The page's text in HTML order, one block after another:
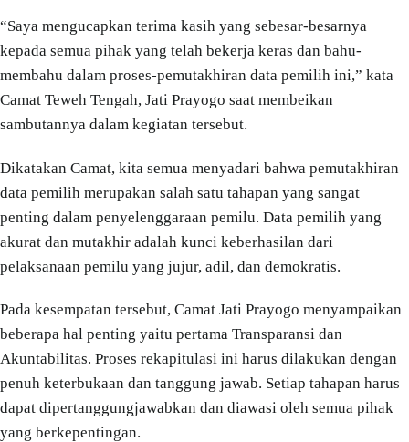
“Saya mengucapkan terima kasih yang sebesar-besarnya
kepada semua pihak yang telah bekerja keras dan bahu-
membahu dalam proses-pemutakhiran data pemilih ini,” kata
Camat Teweh Tengah, Jati Prayogo saat membeikan
sambutannya dalam kegiatan tersebut.
Dikatakan Camat, kita semua menyadari bahwa pemutakhiran
data pemilih merupakan salah satu tahapan yang sangat
penting dalam penyelenggaraan pemilu. Data pemilih yang
akurat dan mutakhir adalah kunci keberhasilan dari
pelaksanaan pemilu yang jujur, adil, dan demokratis.
Pada kesempatan tersebut, Camat Jati Prayogo menyampaikan
beberapa hal penting yaitu pertama Transparansi dan
Akuntabilitas. Proses rekapitulasi ini harus dilakukan dengan
penuh keterbukaan dan tanggung jawab. Setiap tahapan harus
dapat dipertanggungjawabkan dan diawasi oleh semua pihak
yang berkepentingan.